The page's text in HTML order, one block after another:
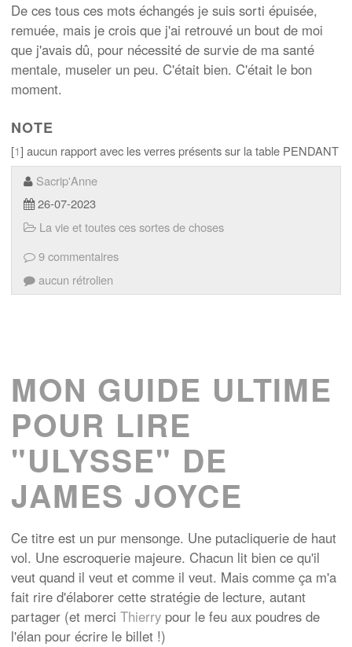
De ces tous ces mots échangés je suis sorti épuisée,
remuée, mais je crois que j'ai retrouvé un bout de moi
que j'avais dû, pour nécessité de survie de ma santé
mentale, museler un peu. C'était bien. C'était le bon
moment.
NOTE
[1] aucun rapport avec les verres présents sur la table PENDANT
Sacrip'Anne
26-07-2023
La vie et toutes ces sortes de choses
9 commentaires
aucun rétrolien
MON GUIDE ULTIME
POUR LIRE
"ULYSSE" DE
JAMES JOYCE
Ce titre est un pur mensonge. Une putacliquerie de haut
vol. Une escroquerie majeure. Chacun lit bien ce qu'il
veut quand il veut et comme il veut. Mais comme ça m'a
fait rire d'élaborer cette stratégie de lecture, autant
partager (et merci Thierry pour le feu aux poudres de
l'élan pour écrire le billet !)